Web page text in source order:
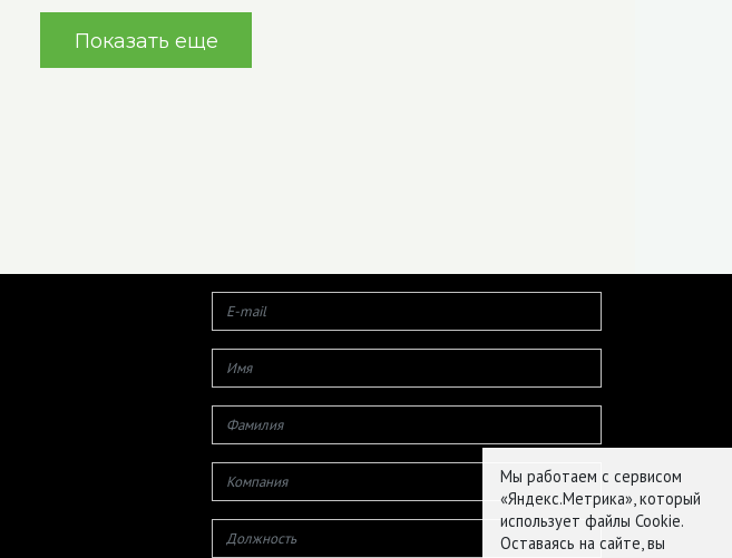
Показать еще
Мы работаем с сервисом
«Яндекс.Метрика», который
использует файлы Cookie.
Оставаясь на сайте, вы